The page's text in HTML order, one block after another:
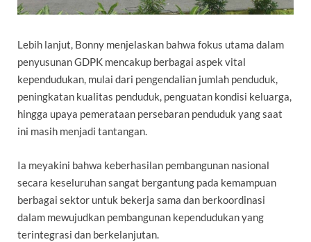
Lebih lanjut, Bonny menjelaskan bahwa fokus utama dalam
penyusunan GDPK mencakup berbagai aspek vital
kependudukan, mulai dari pengendalian jumlah penduduk,
peningkatan kualitas penduduk, penguatan kondisi keluarga,
hingga upaya pemerataan persebaran penduduk yang saat
ini masih menjadi tantangan.
Ia meyakini bahwa keberhasilan pembangunan nasional
secara keseluruhan sangat bergantung pada kemampuan
berbagai sektor untuk bekerja sama dan berkoordinasi
dalam mewujudkan pembangunan kependudukan yang
terintegrasi dan berkelanjutan.